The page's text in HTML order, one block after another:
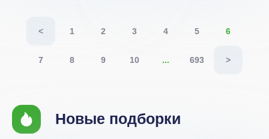
< 1 2 3 4 5 6
7 8 9 10 ... 693 >
Новые подборки